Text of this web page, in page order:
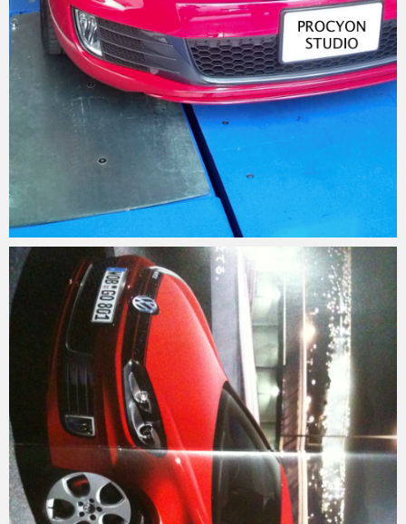
Micchan 2011年8月12日